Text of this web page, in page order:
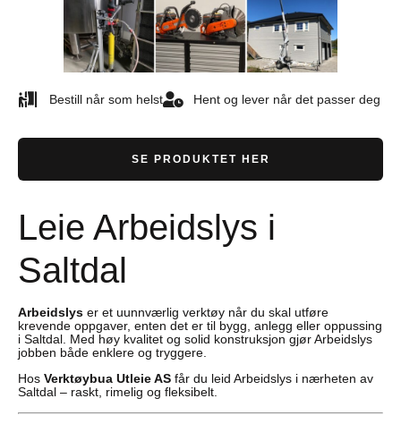
Bestill når som helst Hent og lever når det passer deg
SE PRODUKTET HER
Leie Arbeidslys i
Saltdal
Arbeidslys er et uunnværlig verktøy når du skal utføre
krevende oppgaver, enten det er til bygg, anlegg eller oppussing
i Saltdal. Med høy kvalitet og solid konstruksjon gjør Arbeidslys
jobben både enklere og tryggere.
Hos Verktøybua Utleie AS får du leid Arbeidslys i nærheten av
Saltdal – raskt, rimelig og fleksibelt.